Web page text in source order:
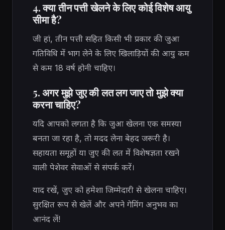
4. क्या तीन पत्ती खेलने के लिए कोई विशेष आयु
सीमा है?
जी हां, तीन पत्ती सहित किसी भी प्रकार की जुआ
गतिविधि में भाग लेने के लिए खिलाड़ियों की आयु कम
से कम 18 वर्ष होनी चाहिए।
5. अगर मुझे जुए की लत लग जाए तो मुझे क्या
करना चाहिए?
यदि आपको लगता है कि जुआ खेलना एक समस्या
बनता जा रहा है, तो मदद लेना बेहद जरूरी है।
सहायता समूहों या जुए की लत में विशेषज्ञता रखने
वाली पेशेवर सेवाओं से संपर्क करें।
याद रखें, जुए को हमेशा जिम्मेदारी से खेलना चाहिए।
सुरक्षित रूप से खेलें और अपने गेमिंग अनुभव का
आनंद लें!